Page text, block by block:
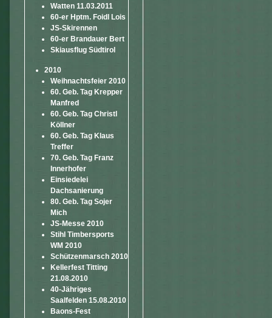
Watten 11.03.2011
60-er Hptm. Foidl Lois
JS-Skirennen
60-er Brandauer Bert
Skiausflug Südtirol
2010
Weihnachtsfeier 2010
60. Geb. Tag Krepper
Manfred
60. Geb. Tag Christl
Köllner
60. Geb. Tag Klaus
Treffer
70. Geb. Tag Franz
Innerhofer
Einsiedelei
Dachsanierung
80. Geb. Tag Sojer
Mich
JS-Messe 2010
Stihl Timbersports
WM 2010
Schützenmarsch 2010
Kellerfest Titting
21.08.2010
40-Jähriges
Saalfelden 15.08.2010
Baons-Fest